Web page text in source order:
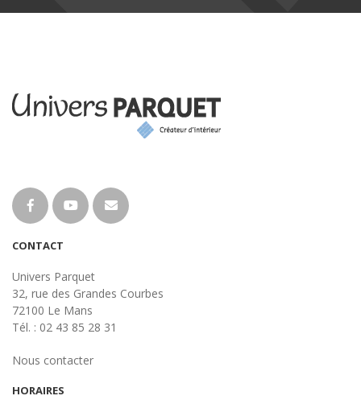
CONTACT
Univers Parquet
32, rue des Grandes Courbes
72100 Le Mans
Tél. : 02 43 85 28 31
Nous contacter
HORAIRES